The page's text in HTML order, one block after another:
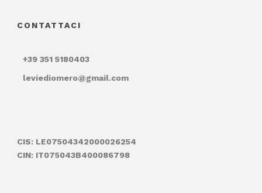
CONTATTACI
+39 351 5180403
leviediomero@gmail.com
CIS: LE07504342000026254
CIN: IT075043B400086798